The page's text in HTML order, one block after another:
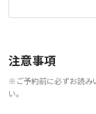
注意事項
※ご予約前に必ずお読み
い。